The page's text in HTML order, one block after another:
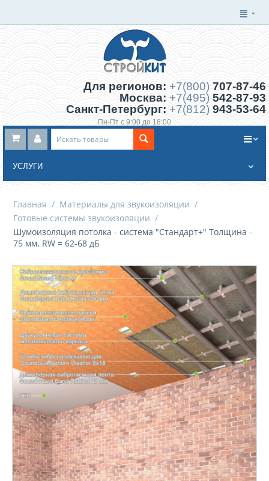
Для регионов: +7(800) 707-87-46
Москва: +7(495) 542-87-93
Санкт-Петербург: +7(812) 943-53-64
Пн-Пт с 9:00 до 18:00
Заказать обратный звонок
УСЛУГИ
Главная / Материалы для звукоизоляции /
Готовые системы звукоизоляции /
Шумоизоляция потолка - система "Стандарт+" Толщина -
75 мм, RW = 62-68 дБ